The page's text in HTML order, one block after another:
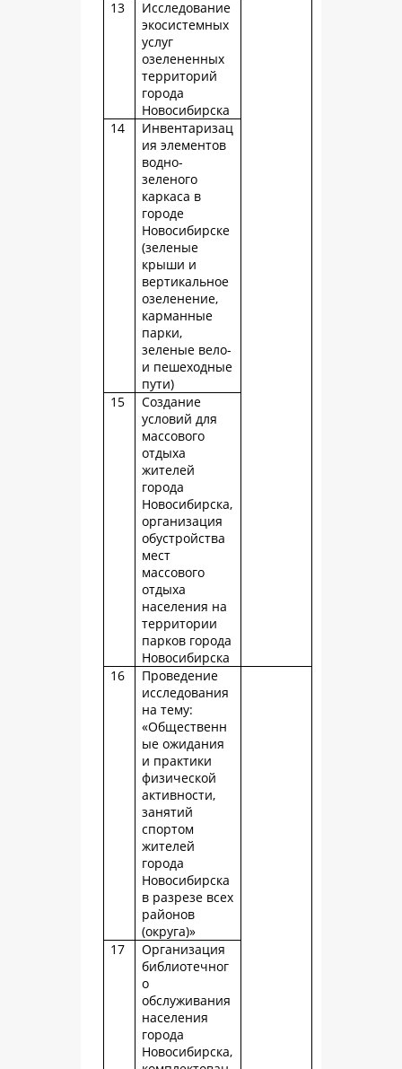
13
Исследование
экосистемных
услуг
озелененных
территорий
города
Новосибирска
14
Инвентаризац
ия элементов
водно-
зеленого
каркаса в
городе
Новосибирске
(зеленые
крыши и
вертикальное
озеленение,
карманные
парки,
зеленые вело-
и пешеходные
пути)
15
Создание
условий для
массового
отдыха
жителей
города
Новосибирска,
организация
обустройства
мест
массового
отдыха
населения на
территории
парков города
Новосибирска
16
Проведение
исследования
на тему:
«Общественн
ые ожидания
и практики
физической
активности,
занятий
спортом
жителей
города
Новосибирска
в разрезе всех
районов
(округа)»
17
Организация
библиотечног
о
обслуживания
населения
города
Новосибирска,